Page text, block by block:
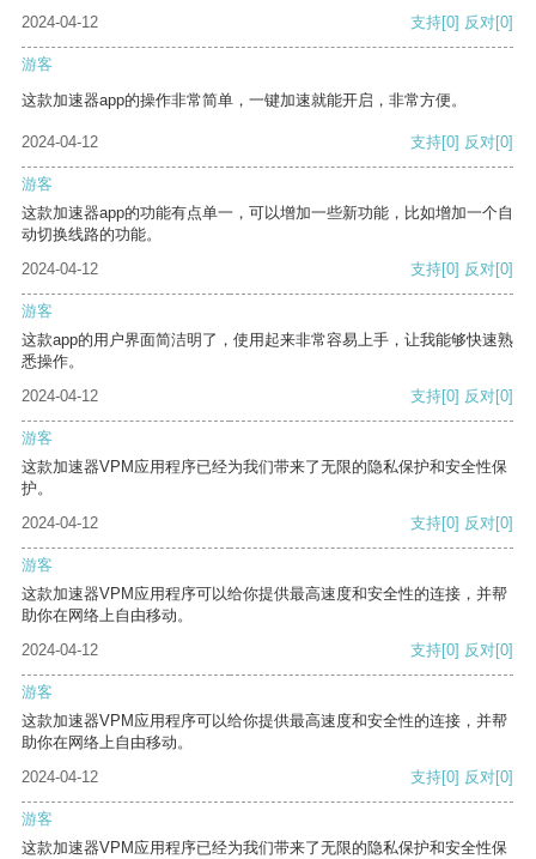
2024-04-12 支持[0] 反对[0]
游客
这款加速器app的操作非常简单，一键加速就能开启，非常方便。
2024-04-12 支持[0] 反对[0]
游客
这款加速器app的功能有点单一，可以增加一些新功能，比如增加一个自
动切换线路的功能。
2024-04-12
支持[0] 反对[0]
游客
这款app的用户界面简洁明了，使用起来非常容易上手，让我能够快速熟
悉操作。
2024-04-12
支持[0] 反对[0]
游客
这款加速器VPM应用程序已经为我们带来了无限的隐私保护和安全性保
护。
2024-04-12
支持[0] 反对[0]
游客
这款加速器VPM应用程序可以给你提供最高速度和安全性的连接，并帮
助你在网络上自由移动。
2024-04-12
支持[0] 反对[0]
游客
这款加速器VPM应用程序可以给你提供最高速度和安全性的连接，并帮
助你在网络上自由移动。
2024-04-12
支持[0] 反对[0]
游客
这款加速器VPM应用程序已经为我们带来了无限的隐私保护和安全性保